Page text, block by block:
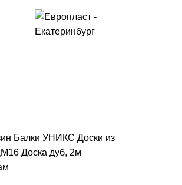
Балки УНИКС Доски из
Доска дуб, 2м